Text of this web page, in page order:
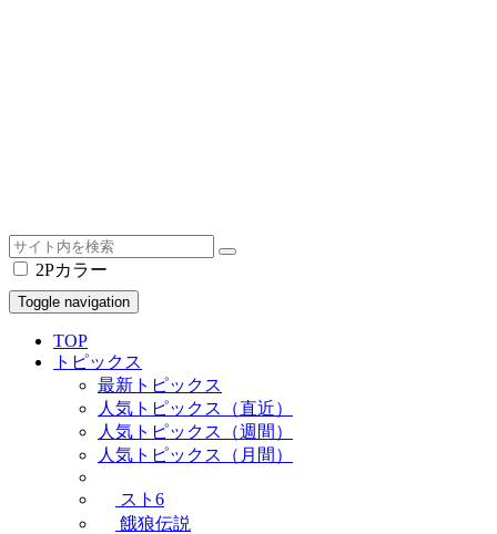
2Pカラー
Toggle navigation
TOP
トピックス
最新トピックス
人気トピックス（直近）
人気トピックス（週間）
人気トピックス（月間）
スト6
餓狼伝説